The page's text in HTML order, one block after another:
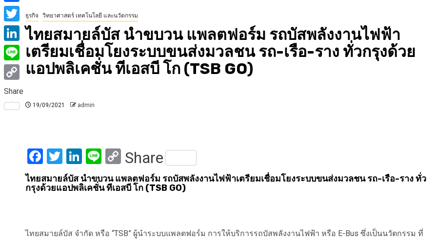
ธุรกิจ วิทยาศาสตร์ เทคโนโลยี และนวัตกรรม
ไทยสมายล์บัส นำขบวน แพลตฟอร์ม รถบัสพลังงานไฟฟ้า
เตรียมเชื่อมโยงระบบขนส่งมวลชน รถ-เรือ-ราง ทั่วกรุงด้วย
แอปพลิเคชั่น ทีเอสบี โก (TSB GO)
19/09/2021 admin
Facebook
Twitter
LinkedIn
LineCopy
Link
Share
ไทยสมายล์บัส นำขบวน แพลตฟอร์ม รถบัสพลังงานไฟฟ้าเตรียมเชื่อมโยงระบบขนส่งมวลชน รถ-เรือ-ราง ทั่ว
กรุงด้วยแอปพลิเคชั่น ทีเอสบี โก (TSB GO)
ไทยสมายล์บัส จำกัด หรือ “TSB” ผู้นำระบบแพลตฟอร์ม การให้บริการรถบัสพลังงานไฟฟ้า หรือ E-Bus ซึ่งเป็นนวัตกรรม ที่
Facebook
Twitter
LinkedIn
Line
Copy
Link
Share